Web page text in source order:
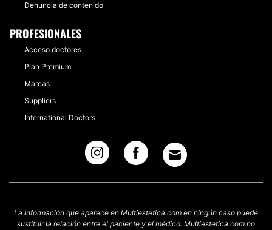
Denuncia de contenido
PROFESIONALES
Acceso doctores
Plan Premium
Marcas
Suppliers
International Doctors
La información que aparece en Multiestetica.com en ningún caso puede
sustituir la relación entre el paciente y el médico. Multiestetica.com no